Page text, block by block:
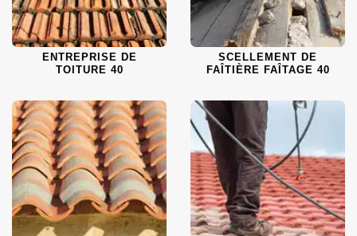
ENTREPRISE DE
TOITURE 40
SCELLEMENT DE
FAÎTIÈRE FAÎTAGE 40